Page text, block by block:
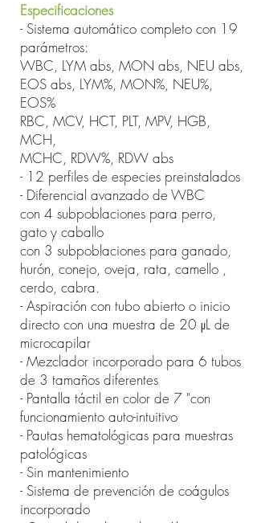
Especificaciones
- Sistema automático completo con 19
parámetros:
WBC, LYM abs, MON abs, NEU abs,
EOS abs, LYM%, MON%, NEU%,
EOS%
RBC, MCV, HCT, PLT, MPV, HGB,
MCH,
MCHC, RDW%, RDW abs
- 12 perfiles de especies preinstalados
- Diferencial avanzado de WBC
con 4 subpoblaciones para perro,
gato y caballo
con 3 subpoblaciones para ganado,
hurón, conejo, oveja, rata, camello ,
cerdo, cabra.
- Aspiración con tubo abierto o inicio
directo con una muestra de 20 μL de
microcapilar
- Mezclador incorporado para 6 tubos
de 3 tamaños diferentes
- Pantalla táctil en color de 7 "con
funcionamiento auto-intuitivo
- Pautas hematológicas para muestras
patológicas
- Sin mantenimiento
- Sistema de prevención de coágulos
incorporado